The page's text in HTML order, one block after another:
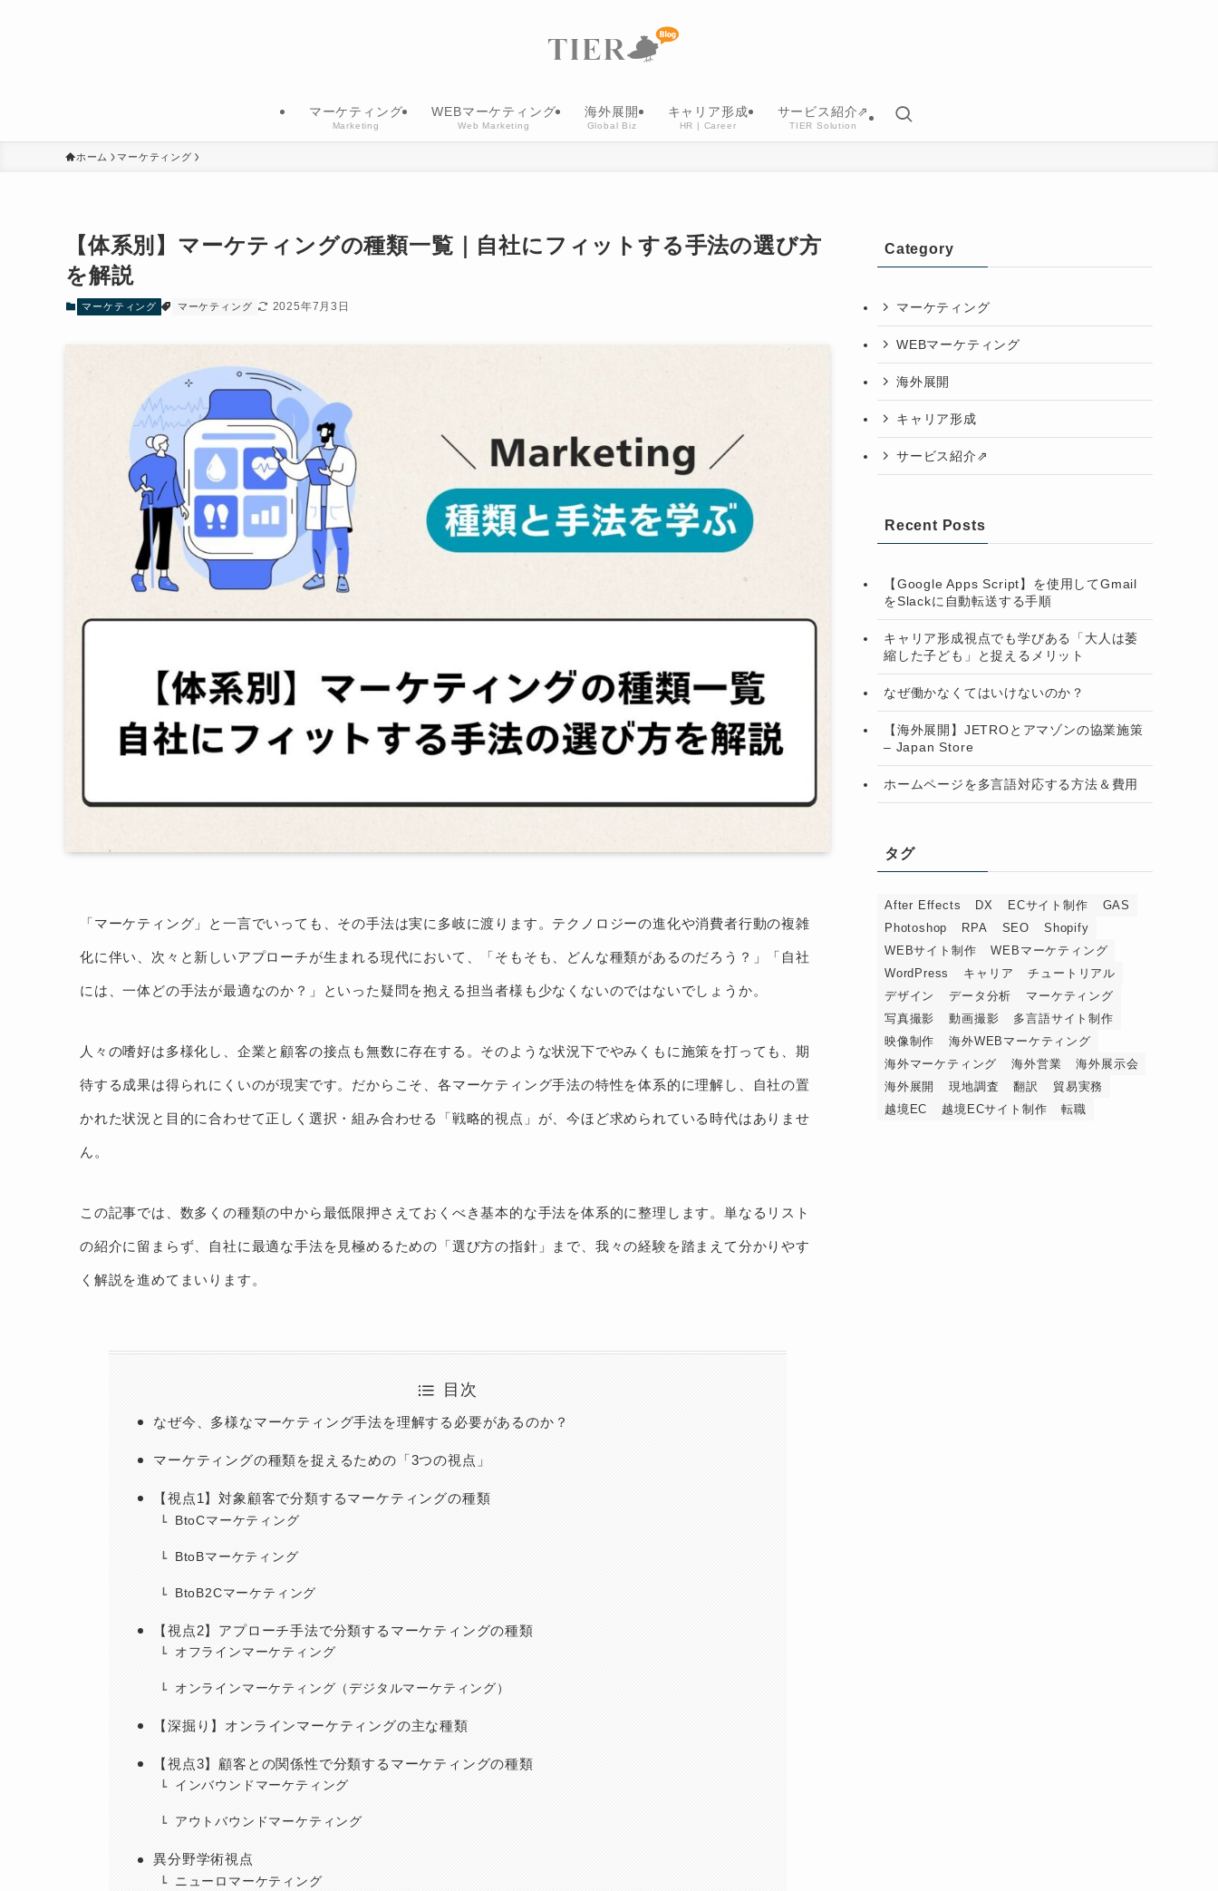
マーケティング
Marketing
WEBマーケティング
Web Marketing
海外展開
Global Biz
キャリア形成
HR | Career
サービス紹介⇗
TIER Solution
ホーム マーケティング
【体系別】マーケティングの種類一覧｜自社にフィットする手法の選び方
を解説
マーケティング マーケティング 2025年7月3日
「マーケティング」と一言でいっても、その手法は実に多岐に渡ります。テクノロジーの進化や消費者行動の複雑
化に伴い、次々と新しいアプローチが生まれる現代において、「そもそも、どんな種類があるのだろう？」「自社
には、一体どの手法が最適なのか？」といった疑問を抱える担当者様も少なくないのではないでしょうか。
人々の嗜好は多様化し、企業と顧客の接点も無数に存在する。そのような状況下でやみくもに施策を打っても、期
待する成果は得られにくいのが現実です。だからこそ、各マーケティング手法の特性を体系的に理解し、自社の置
かれた状況と目的に合わせて正しく選択・組み合わせる「戦略的視点」が、今ほど求められている時代はありませ
ん。
この記事では、数多くの種類の中から最低限押さえておくべき基本的な手法を体系的に整理します。単なるリスト
の紹介に留まらず、自社に最適な手法を見極めるための「選び方の指針」まで、我々の経験を踏まえて分かりやす
く解説を進めてまいります。
目次
なぜ今、多様なマーケティング手法を理解する必要があるのか？
マーケティングの種類を捉えるための「3つの視点」
【視点1】対象顧客で分類するマーケティングの種類
BtoCマーケティング
BtoBマーケティング
BtoB2Cマーケティング
【視点2】アプローチ手法で分類するマーケティングの種類
オフラインマーケティング
オンラインマーケティング（デジタルマーケティング）
【深掘り】オンラインマーケティングの主な種類
【視点3】顧客との関係性で分類するマーケティングの種類
インバウンドマーケティング
アウトバウンドマーケティング
異分野学術視点
ニューロマーケティング
Category
マーケティング
WEBマーケティング
海外展開
キャリア形成
サービス紹介⇗
Recent Posts
【Google Apps Script】を使用してGmail
をSlackに自動転送する手順
キャリア形成視点でも学びある「大人は萎
縮した子ども」と捉えるメリット
なぜ働かなくてはいけないのか？
【海外展開】JETROとアマゾンの協業施策
– Japan Store
ホームページを多言語対応する方法＆費用
タグ
After Effects DX ECサイト制作
GAS
Photoshop
RPA SEO
Shopify
WEBサイト制作
WEBマーケティング
WordPress
キャリア
チュートリアル
デザイン
データ分析
マーケティング
写真撮影
動画撮影
多言語サイト制作
映像制作
海外WEBマーケティング
海外マーケティング
海外営業
海外展示会
海外展開
現地調査 翻訳
貿易実務
越境EC
越境ECサイト制作 転職